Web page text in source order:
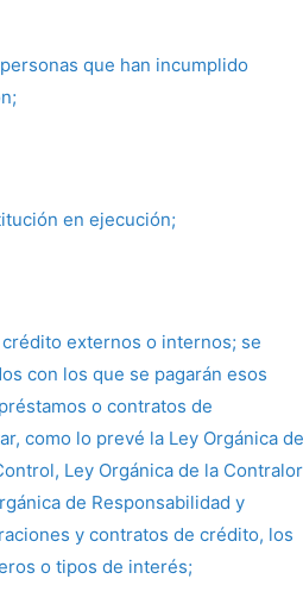
que han incumplido
en ejecución;
externos o internos; se
con los que se pagarán esos
o contratos de
como lo prevé la Ley Orgánica de
Ley Orgánica de la
de Responsabilidad y
y contratos de crédito, los
o tipos de interés;